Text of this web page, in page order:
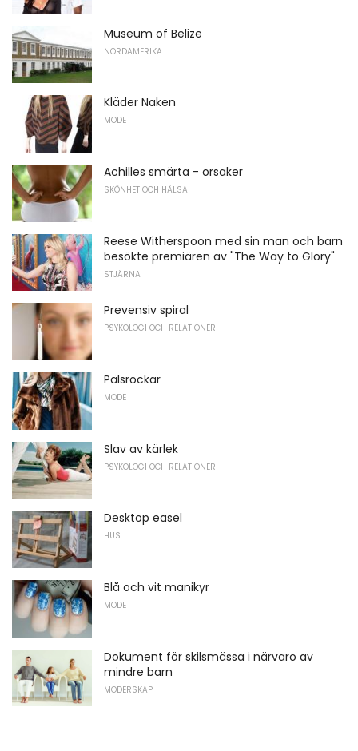
Museum of Belize
NORDAMERIKA
Kläder Naken
MODE
Achilles smärta - orsaker
SKÖNHET OCH HÄLSA
Reese Witherspoon med sin man och barn
besökte premiären av "The Way to Glory"
STJÄRNA
Prevensiv spiral
PSYKOLOGI OCH RELATIONER
Pälsrockar
MODE
Slav av kärlek
PSYKOLOGI OCH RELATIONER
Desktop easel
HUS
Blå och vit manikyr
MODE
Dokument för skilsmässa i närvaro av
mindre barn
MODERSKAP